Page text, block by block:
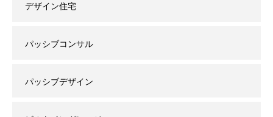
デザイン住宅
パッシブコンサル
パッシブデザイン